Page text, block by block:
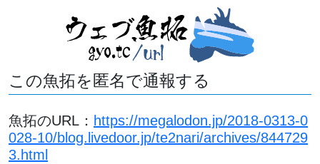
この魚拓を匿名で通報する
魚拓のURL： https://megalodon.jp/2018-0313-0
028-10/blog.livedoor.jp/te2nari/archives/844729
3.html